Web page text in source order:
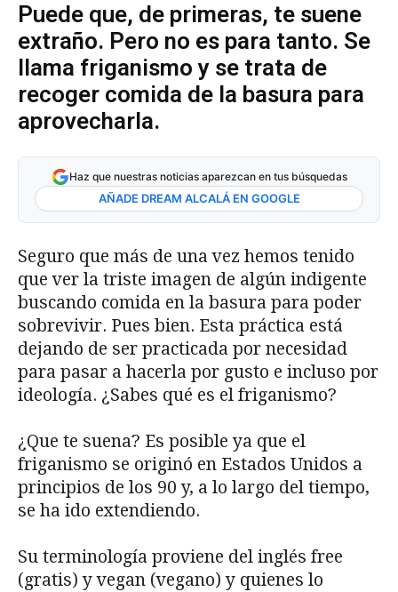
Puede que, de primeras, te suene
extraño. Pero no es para tanto. Se
llama friganismo y se trata de
recoger comida de la basura para
aprovecharla.
Haz que nuestras noticias aparezcan en tus búsquedas
AÑADE DREAM ALCALÁ EN GOOGLE
Seguro que más de una vez hemos tenido
que ver la triste imagen de algún indigente
buscando comida en la basura para poder
sobrevivir. Pues bien. Esta práctica está
dejando de ser practicada por necesidad
para pasar a hacerla por gusto e incluso por
ideología. ¿Sabes qué es el friganismo?
¿Que te suena? Es posible ya que el
friganismo se originó en Estados Unidos a
principios de los 90 y, a lo largo del tiempo,
se ha ido extendiendo.
Su terminología proviene del inglés free
(gratis) y vegan (vegano) y quienes lo